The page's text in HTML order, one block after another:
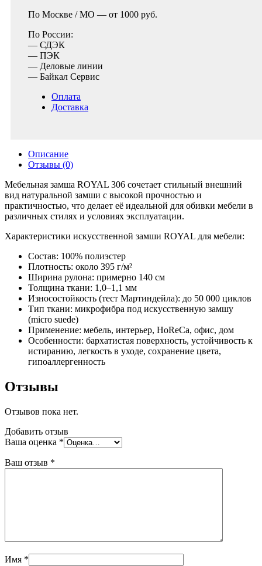
По Москве / МО — от 1000 руб.
По России:
— СДЭК
— ПЭК
— Деловые линии
— Байкал Сервис
Оплата
Доставка
Описание
Отзывы (0)
Мебельная замша ROYAL 306 сочетает стильный внешний
вид натуральной замши с высокой прочностью и
практичностью, что делает её идеальной для обивки мебели в
различных стилях и условиях эксплуатации.
Характеристики искусственной замши ROYAL для мебели:
Состав: 100% полиэстер
Плотность: около 395 г/м²
Ширина рулона: примерно 140 см
Толщина ткани: 1,0–1,1 мм
Износостойкость (тест Мартиндейла): до 50 000 циклов
Тип ткани: микрофибра под искусственную замшу
(micro suede)
Применение: мебель, интерьер, HoReCa, офис, дом
Особенности: бархатистая поверхность, устойчивость к
истиранию, легкость в уходе, сохранение цвета,
гипоаллергенность
Отзывы
Отзывов пока нет.
Добавить отзыв
Ваша оценка *
Ваш отзыв *
Имя *